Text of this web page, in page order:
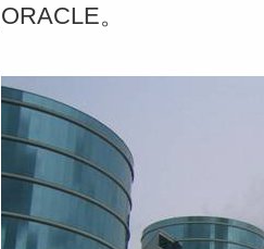
。